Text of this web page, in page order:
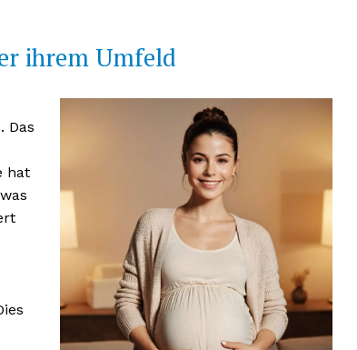
ihrem Umfeld
Das
hat